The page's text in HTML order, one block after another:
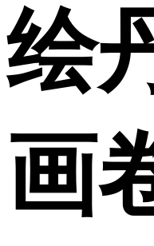
绘
画